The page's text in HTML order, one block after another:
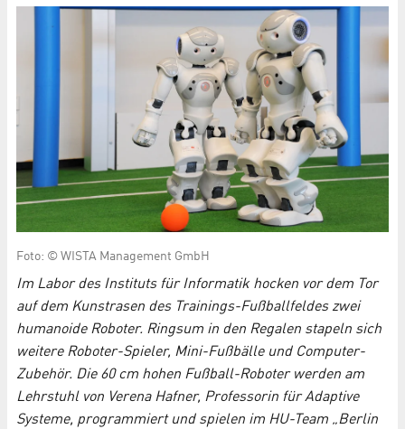
Foto: © WISTA Management GmbH
Im Labor des Instituts für Informatik hocken vor dem Tor
auf dem Kunstrasen des Trainings-Fußballfeldes zwei
humanoide Roboter. Ringsum in den Regalen stapeln sich
weitere Roboter-Spieler, Mini-Fußbälle und Computer-
Zubehör. Die 60 cm hohen Fußball-Roboter werden am
Lehrstuhl von Verena Hafner, Professorin für Adaptive
Systeme, programmiert und spielen im HU-Team „Berlin